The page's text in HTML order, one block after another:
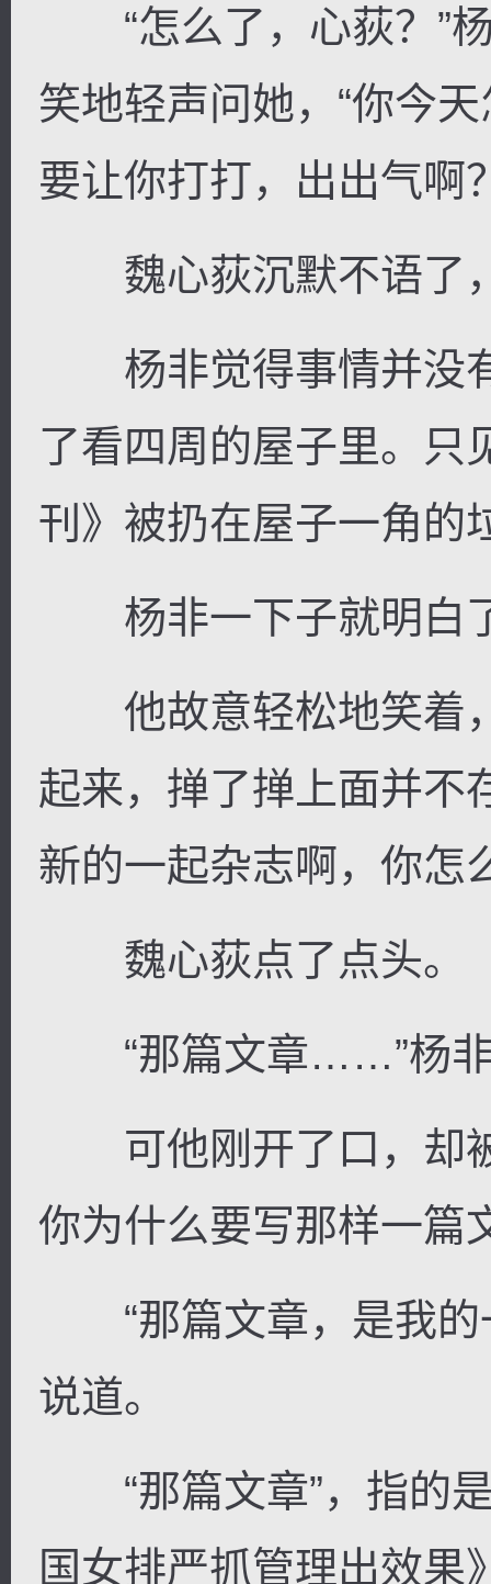
“怎么了，心荻？”杨
笑地轻声问她，“你今
要让你打打，出出气啊
魏心荻沉默不语了
杨非觉得事情并没
了看四周的屋子里。只
刊》被扔在屋子一角的
杨非一下子就明白
他故意轻松地笑着
起来，掸了掸上面并不
新的一起杂志啊，你怎
魏心荻点了点头。
“那篇文章……”杨非
可他刚开了口，却被
你为什么要写那样一篇
“那篇文章，是我的
说道。
“那篇文章”，指的是
国女排严抓管理出效果